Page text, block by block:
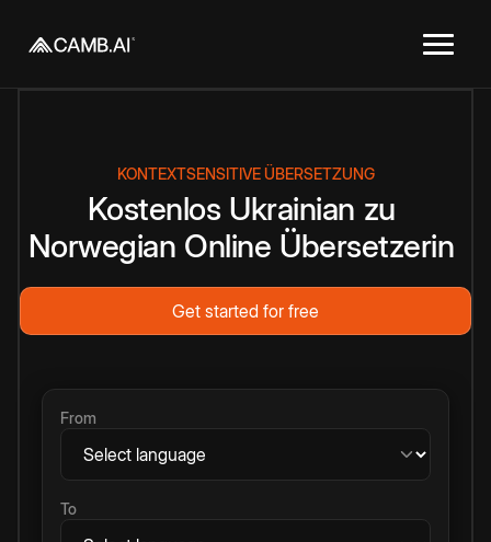
KONTEXTSENSITIVE ÜBERSETZUNG
Kostenlos Ukrainian zu
Norwegian Online Übersetzerin
Get started for free
From
To